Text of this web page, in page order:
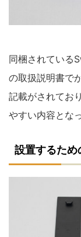
同梱されている
の取扱説明書で
記載がされてお
やすい内容とな
設置するため